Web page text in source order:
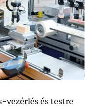
vezérlés és testre